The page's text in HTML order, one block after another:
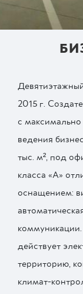
2015 г.
с
ведения
тыс. м², под
класса «А»
оснащением:
коммуникации.
действует
территорию,
климат-